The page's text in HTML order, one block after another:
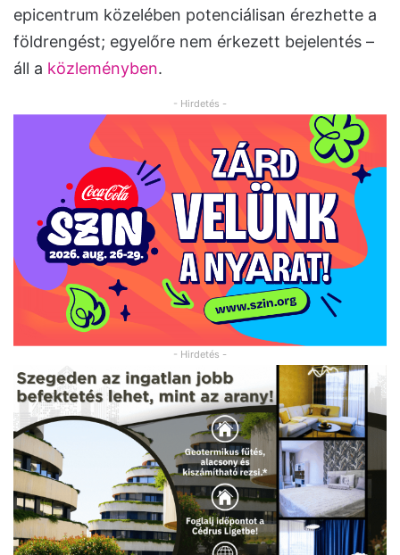
epicentrum közelében potenciálisan érezhette a
földrengést; egyelőre nem érkezett bejelentés –
áll a közleményben.
- Hirdetés -
- Hirdetés -